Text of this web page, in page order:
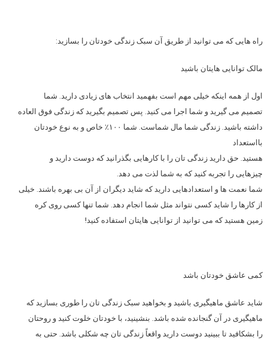
راه هایی که می توانید از طریق آن سبک زندگی خودتان را بسازید:
مالک توانایی هایتان باشید
اول از همه اینکه خیلی مهم است بفهمید انتخاب های زیادی دارید. شما
تصمیم می گیرید و شما اجرا می کنید. پس تصمیم بگیرید که زندگی فوق العاده
داشته باشید. زندگی شما مال شماست. شما ۱۰۰٪ خاص و به نوع خودتان
بااستعداد
هستید. حق دارید زندگی تان را با کارهایی بگذرانید که دوست دارید و
چیزهایی را تجربه کنید که به شما لذت می دهد.
شما نعمت ها و استعدادهایی دارید که شاید دیگران از آن بی بهره باشند. خیلی
از کارها را شاید کسی نتواند مثل شما انجام دهد. شما تنها کسی روی کره
زمین هستید که می توانید از توانایی هایتان استفاده کنید!
کمی عاشق خودتان باشد
شاید عاشق ماهیگیری باشید و بخواهید سبک زندگی تان را طوری بسازید که
ماهیگیری در آن گنجانده شده باشد. بنشینید، با خودتان خلوت کنید و روحتان
را بشکافید تا ببینید دوست دارید واقعاً زندگی تان چه شکلی باشد. حتی به